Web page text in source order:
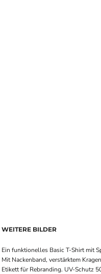
WEITERE BILDER
Ein funktionelles Basic T-Shirt mit
Mit Nackenband, verstärktem
Etikett für Rebranding. UV-Schutz